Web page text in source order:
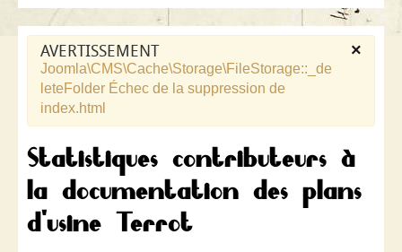
×
AVERTISSEMENT
Joomla\CMS\Cache\Storage\FileStorage::_de
leteFolder Échec de la suppression de
index.html
Statistiques contributeurs à
la documentation des plans
d'usine Terrot